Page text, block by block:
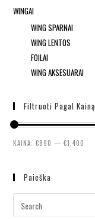
WINGAI
WING SPARNAI
WING LENTOS
FOILAI
WING AKSESUARAI
Filtruoti Pagal Kainą
KAINA:€890 —€1,400
Paieška